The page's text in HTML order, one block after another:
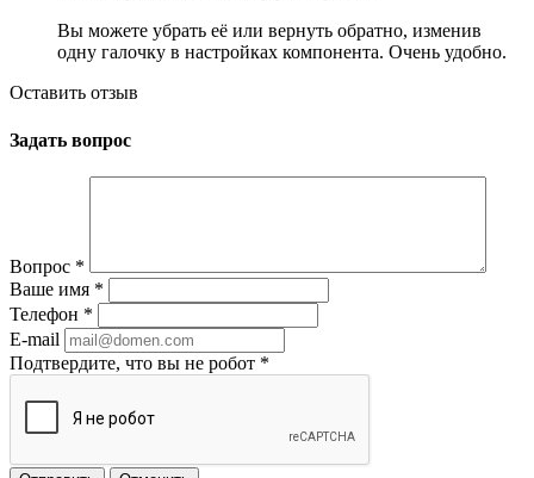
Вы можете убрать её или вернуть обратно, изменив
одну галочку в настройках компонента. Очень удобно.
Оставить отзыв
Задать вопрос
Вопрос *
Ваше имя *
Телефон *
E-mail
Подтвердите, что вы не робот *